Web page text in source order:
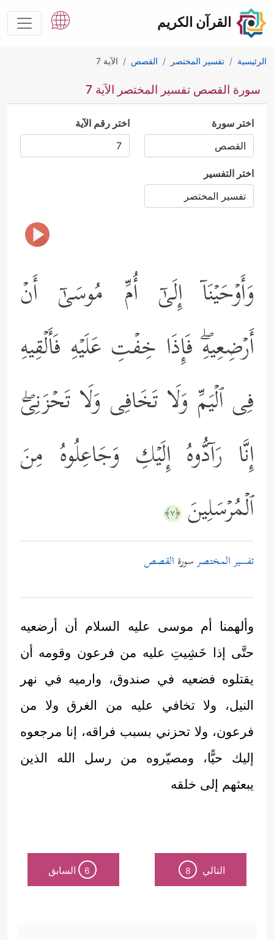
القرآن الكريم
الرئيسية تفسير المختصر القصص الآية 7
سورة القصص تفسير المختصر الآية 7
اختر سورة اختر رقم الآية
اختر التفسير
وَأَوۡحَیۡنَاۤ إِلَىٰۤ أُمِّ مُوسَىٰۤ أَنۡ
أَرۡضِعِیهِۖ فَإِذَا خِفۡتِ عَلَیۡهِ فَأَلۡقِیهِ
فِی ٱلۡیَمِّ وَلَا تَخَافِی وَلَا تَحۡزَنِیۤۖ
إِنَّا رَاۤدُّوهُ إِلَیۡكِ وَجَاعِلُوهُ مِنَ
ٱلۡمُرۡسَلِینَ ﴿٧﴾
تفسير المختصرسورة القصص
وألهمنا أم موسى عليه السلام أن أرضعيه
حتَّى إذا خَشِيتِ عليه من فرعون وقومه أن
يقتلوه فضعيه في صندوق، وارميه في نهر
النيل، ولا تخافي عليه من الغرق ولا من
فرعون، ولا تحزني بسبب فراقه، إنا مرجعوه
إليك حيًّا، ومصيّروه من رسل الله الذين
يبعثهم إلى خلقه
التالي 8
6 السابق